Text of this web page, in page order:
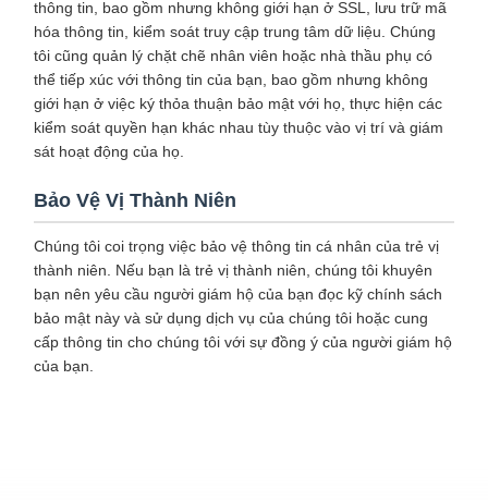
thông tin, bao gồm nhưng không giới hạn ở SSL, lưu trữ mã
hóa thông tin, kiểm soát truy cập trung tâm dữ liệu. Chúng
tôi cũng quản lý chặt chẽ nhân viên hoặc nhà thầu phụ có
thể tiếp xúc với thông tin của bạn, bao gồm nhưng không
giới hạn ở việc ký thỏa thuận bảo mật với họ, thực hiện các
kiểm soát quyền hạn khác nhau tùy thuộc vào vị trí và giám
sát hoạt động của họ.
Bảo Vệ Vị Thành Niên
Chúng tôi coi trọng việc bảo vệ thông tin cá nhân của trẻ vị
thành niên. Nếu bạn là trẻ vị thành niên, chúng tôi khuyên
bạn nên yêu cầu người giám hộ của bạn đọc kỹ chính sách
bảo mật này và sử dụng dịch vụ của chúng tôi hoặc cung
cấp thông tin cho chúng tôi với sự đồng ý của người giám hộ
của bạn.